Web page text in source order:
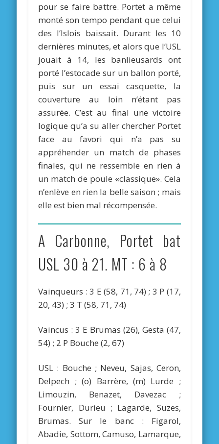
pour se faire battre. Portet a même
monté son tempo pendant que celui
des l’Islois baissait. Durant les 10
dernières minutes, et alors que l’USL
jouait à 14, les banlieusards ont
porté l’estocade sur un ballon porté,
puis sur un essai casquette, la
couverture au loin n’étant pas
assurée. C’est au final une victoire
logique qu’a su aller chercher Portet
face au favori qui n’a pas su
appréhender un match de phases
finales, qui ne ressemble en rien à
un match de poule «classique». Cela
n’enlève en rien la belle saison ; mais
elle est bien mal récompensée.
A Carbonne, Portet bat
USL 30 à 21. MT : 6 à 8
Vainqueurs : 3 E (58, 71, 74) ; 3 P (17,
20, 43) ; 3 T (58, 71, 74)
Vaincus : 3 E Brumas (26), Gesta (47,
54) ; 2 P Bouche (2, 67)
USL : Bouche ; Neveu, Sajas, Ceron,
Delpech ; (o) Barrère, (m) Lurde ;
Limouzin, Benazet, Davezac ;
Fournier, Durieu ; Lagarde, Suzes,
Brumas. Sur le banc : Figarol,
Abadie, Sottom, Camuso, Lamarque,